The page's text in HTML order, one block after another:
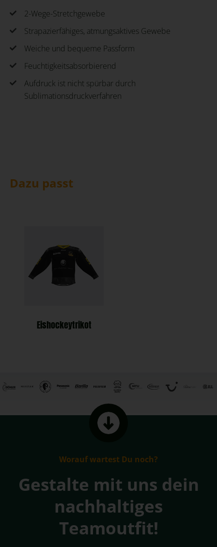
2-Wege-Stretchgewebe
Strapazierfähiges, atmungsaktives Gewebe
Weiche und bequeme Passform
Feuchtigkeitsabsorbierend
Aufdruck ist nicht spürbar durch
Sublimationsdruckverfahren
Dazu passt
Eishockeytrikot
Worauf wartest Du noch?
Gestalte mit uns dein
nachhaltiges
Teamoutfit!